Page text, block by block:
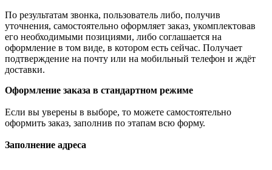
По результатам звонка, пользователь либо, получив
уточнения, самостоятельно оформляет заказ, укомплектовав
его необходимыми позициями, либо соглашается на
оформление в том виде, в котором есть сейчас. Получает
подтверждение на почту или на мобильный телефон и ждёт
доставки.
Оформление заказа в стандартном режиме
Если вы уверены в выборе, то можете самостоятельно
оформить заказ, заполнив по этапам всю форму.
Заполнение адреса